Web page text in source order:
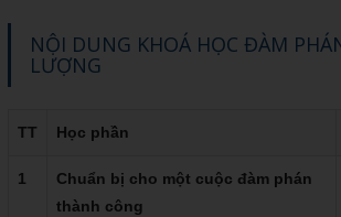
NỘI DUNG KHOÁ HỌC ĐÀM
LƯỢNG
TT Học phần
1
Chuẩn bị cho một cuộc đàm phán
thành công